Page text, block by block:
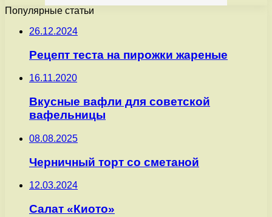
Популярные статьи
26.12.2024
Рецепт теста на пирожки жареные
16.11.2020
Вкусные вафли для советской
вафельницы
08.08.2025
Черничный торт со сметаной
12.03.2024
Салат «Киото»